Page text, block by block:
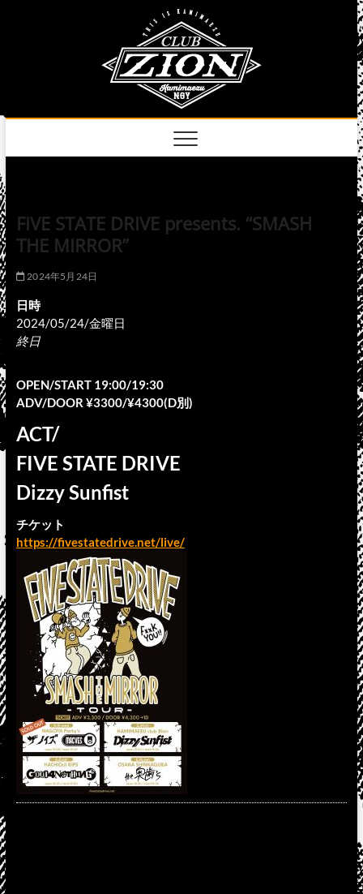
FIVE STATE DRIVE presents. “SMASH
THE MIRROR”
2024年5月24日
日時
2024/05/24/金曜日
終日
OPEN/START 19:00/19:30
ADV/DOOR ¥3300/¥4300(D別)
ACT/
FIVE STATE DRIVE
Dizzy Sunfist
チケット
https://fivestatedrive.net/live/